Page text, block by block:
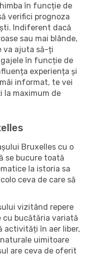
în funcție de
verifici prognoza
Indiferent dacă
sau mai blânde,
va ajuta să-ți
în funcție de
experiența și
informat, te vei
la maximum de
Bruxelles cu o
se bucure toată
la istoria sa
ceva de care să
vizitând repere
bucătăria variată
activități în aer liber,
uimitoare
are ceva de oferit